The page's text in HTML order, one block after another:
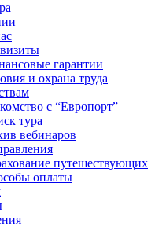
гарантии
и охрана труда
с “Европорт”
тура
вебинаров
путешествующих
оплаты